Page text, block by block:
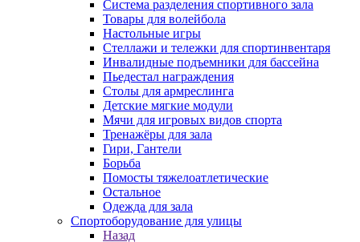
Система разделения спортивного зала
Товары для волейбола
Настольные игры
Стеллажи и тележки для спортинвентаря
Инвалидные подъемники для бассейна
Пьедестал награждения
Столы для армреслинга
Детские мягкие модули
Мячи для игровых видов спорта
Тренажёры для зала
Гири, Гантели
Борьба
Помосты тяжелоатлетические
Остальное
Одежда для зала
Спортоборудование для улицы
Назад